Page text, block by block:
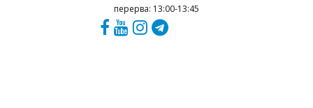
перерва: 13:00-13:45